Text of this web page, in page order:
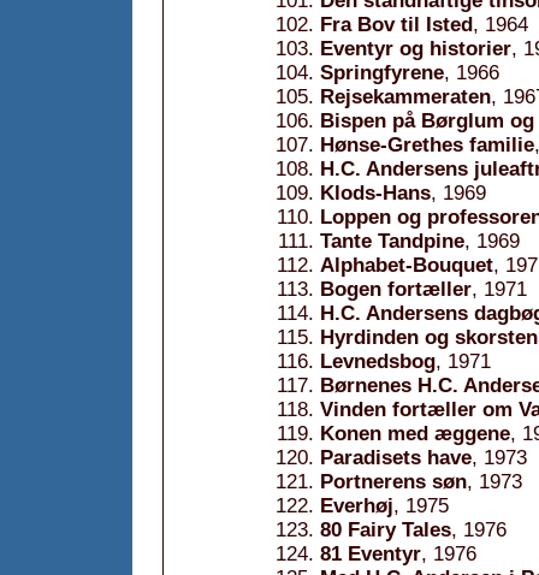
Fra Bov til Isted, 1964
Eventyr og historier,
Springfyrene, 1966
Rejsekammeraten,
Bispen på Børglum
Hønse-Grethes familie
H.C. Andersens
Klods-Hans, 1969
Loppen og
Tante Tandpine, 1969
Alphabet-Bouquet,
Bogen fortæller, 1971
H.C. Andersens
Hyrdinden og
Levnedsbog, 1971
Børnenes H.C.
Vinden fortæller om
Konen med æggene,
Paradisets have, 1973
Portnerens søn, 1973
Everhøj, 1975
80 Fairy Tales, 1976
81 Eventyr, 1976